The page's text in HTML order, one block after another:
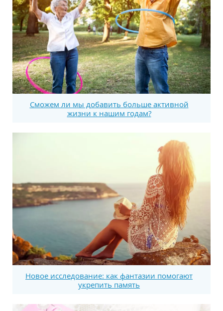
Сможем ли мы добавить больше активной
жизни к нашим годам?
Новое исследование: как фантазии помогают
укрепить память